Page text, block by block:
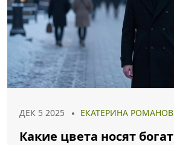
ДЕК 5 2025 ЕКАТЕРИНА
Какие цвета носят